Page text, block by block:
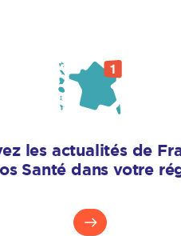
les actualités de
Santé dans votre